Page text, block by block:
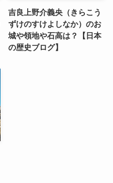
吉良上野介義央（きらこう
ずけのすけよしなか）のお
城や領地や石高は？【日本
の歴史ブログ】